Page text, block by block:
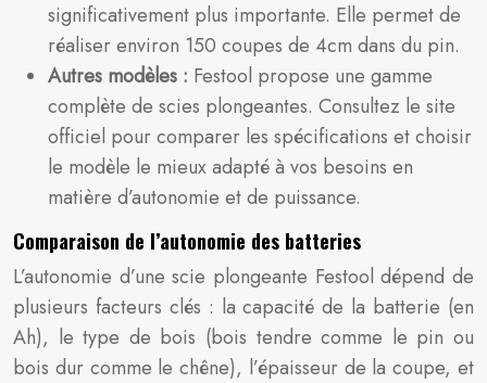
significativement plus importante. Elle permet de
réaliser environ 150 coupes de 4cm dans du pin.
Autres modèles : Festool propose une gamme
complète de scies plongeantes. Consultez le site
officiel pour comparer les spécifications et choisir
le modèle le mieux adapté à vos besoins en
matière d’autonomie et de puissance.
Comparaison de l’autonomie des batteries
L’autonomie d’une scie plongeante Festool dépend de
plusieurs facteurs clés : la capacité de la batterie (en
Ah), le type de bois (bois tendre comme le pin ou
bois dur comme le chêne), l’épaisseur de la coupe, et